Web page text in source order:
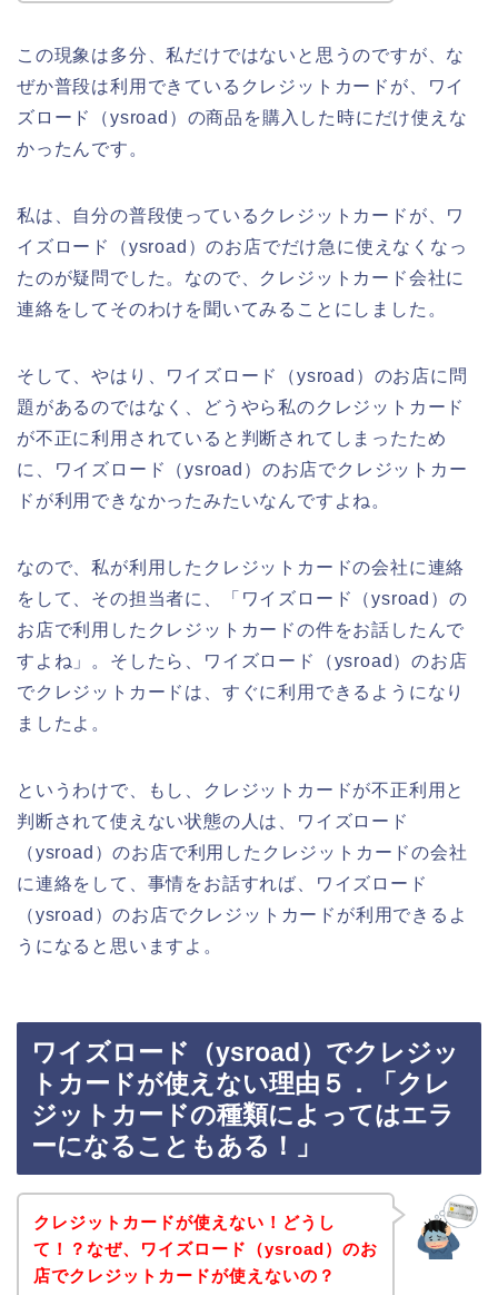
この現象は多分、私だけではないと思うのですが、な
ぜか普段は利用できているクレジットカードが、ワイ
ズロード（ysroad）の商品を購入した時にだけ使えな
かったんです。
私は、自分の普段使っているクレジットカードが、ワ
イズロード（ysroad）のお店でだけ急に使えなくなっ
たのが疑問でした。なので、クレジットカード会社に
連絡をしてそのわけを聞いてみることにしました。
そして、やはり、ワイズロード（ysroad）のお店に問
題があるのではなく、どうやら私のクレジットカード
が不正に利用されていると判断されてしまったため
に、ワイズロード（ysroad）のお店でクレジットカー
ドが利用できなかったみたいなんですよね。
なので、私が利用したクレジットカードの会社に連絡
をして、その担当者に、「ワイズロード（ysroad）の
お店で利用したクレジットカードの件をお話したんで
すよね」。そしたら、ワイズロード（ysroad）のお店
でクレジットカードは、すぐに利用できるようになり
ましたよ。
というわけで、もし、クレジットカードが不正利用と
判断されて使えない状態の人は、ワイズロード
（ysroad）のお店で利用したクレジットカードの会社
に連絡をして、事情をお話すれば、ワイズロード
（ysroad）のお店でクレジットカードが利用できるよ
うになると思いますよ。
ワイズロード（ysroad）でクレジッ
トカードが使えない理由５．「クレ
ジットカードの種類によってはエラ
ーになることもある！」
クレジットカードが使えない！どうし
て！？なぜ、ワイズロード（ysroad）のお
店でクレジットカードが使えないの？